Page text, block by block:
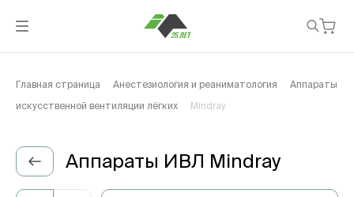
Главная страница Анестезиология и реаниматология Аппараты
искусственной вентиляции лёгких Mindray
Аппараты ИВЛ Mindray